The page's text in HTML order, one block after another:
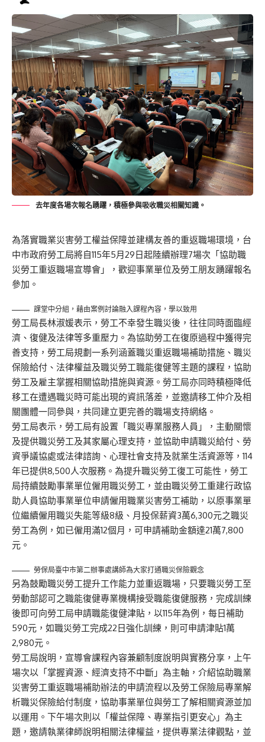
去年度各場次報名踴躍，積極參與吸收職災相關知識。
為落實職業災害勞工權益保障並建構友善的重返職場環境，台
中市政府勞工局將自115年5月29日起陸續辦理7場次「協助職
災勞工重返職場宣導會」，歡迎事業單位及勞工朋友踴躍報名
參加。
課堂中分組，藉由案例討論融入課程內容，學以致用
勞工局長林淑媛表示，勞工不幸發生職災後，往往同時面臨經
濟、復健及法律等多重壓力。為協助勞工在復原過程中獲得完
善支持，勞工局規劃一系列涵蓋職災重返職場補助措施、職災
保險給付、法律權益及職災勞工職能復健等主題的課程，協助
勞工及雇主掌握相關協助措施與資源。勞工局亦同時積極降低
移工在遭遇職災時可能出現的資訊落差，並邀請移工仲介及相
關團體一同參與，共同建立更完善的職場支持網絡。
勞工局表示，勞工局有設置「職災專業服務人員」，主動關懷
及提供職災勞工及其家屬心理支持，並協助申請職災給付、勞
資爭議協處或法律諮詢、心理社會支持及就業生活資源等，114
年已提供8,500人次服務。為提升職災勞工復工可能性，勞工
局持續鼓勵事業單位僱用職災勞工，並由職災勞工重建行政協
助人員協助事業單位申請僱用職業災害勞工補助，以原事業單
位繼續僱用職災失能等級8級、月投保薪資3萬6,300元之職災
勞工為例，如已僱用滿12個月，可申請補助金額達21萬7,800
元。
勞保局臺中市第二辦事處講師為大家打通職災保險觀念
另為鼓勵職災勞工提升工作能力並重返職場，只要職災勞工至
勞動部認可之職能復健專業機構接受職能復健服務，完成訓練
後即可向勞工局申請職能復健津貼，以115年為例，每日補助
590元，如職災勞工完成22日強化訓練，則可申請津貼1萬
2,980元。
勞工局說明，宣導會課程內容兼顧制度說明與實務分享，上午
場次以「掌握資源、經濟支持不中斷」為主軸，介紹協助職業
災害勞工重返職場補助辦法的申請流程以及勞工保險局專業解
析職災保險給付制度，協助事業單位與勞工了解相關資源並加
以運用。下午場次則以「權益保障、專業指引更安心」為主
題，邀請執業律師說明相關法律權益，提供專業法律觀點，並